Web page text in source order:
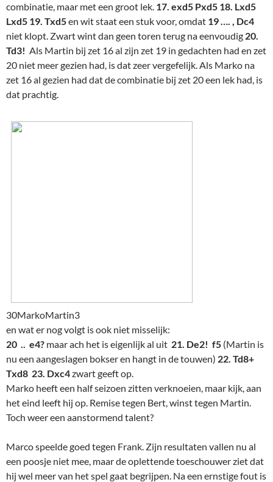
combinatie, maar met een groot lek. 17. exd5 Pxd5 18. Lxd5
Lxd5 19. Txd5en wit staat een stuk voor, omdat 19 …. , Dc4
niet klopt. Zwart wint dan geen toren terug na eenvoudig 20.
Td3! Als Martin bij zet 16 al zijn zet 19 in gedachten had en zet
20 niet meer gezien had, is dat zeer vergefelijk. Als Marko na
zet 16 al gezien had dat de combinatie bij zet 20 een lek had, is
dat prachtig.
30MarkoMartin3
en wat er nog volgt is ook niet misselijk:
20 .. e4? maar ach het is eigenlijk al uit 21. De2! f5 (Martin is
nu een aangeslagen bokser en hangt in de touwen) 22. Td8+
Txd8 23. Dxc4zwart geeft op.
Marko heeft een half seizoen zitten verknoeien, maar kijk, aan
het eind leeft hij op. Remise tegen Bert, winst tegen Martin.
Toch weer een aanstormend talent?
Marco speelde goed tegen Frank. Zijn resultaten vallen nu al
een poosje niet mee, maar de oplettende toeschouwer ziet dat
hij wel meer van het spel gaat begrijpen. Na een ernstige fout is